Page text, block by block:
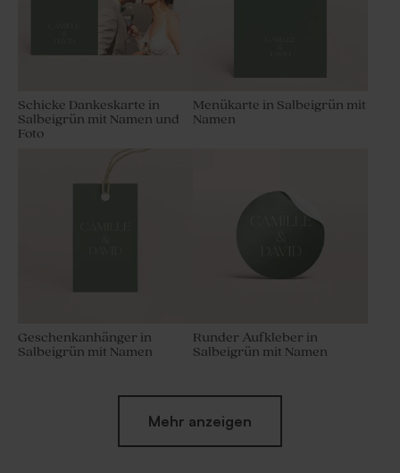
Schicke Dankeskarte in
Salbeigrün mit Namen und
Foto
Menükarte in Salbeigrün mit
Namen
Geschenkanhänger in
Salbeigrün mit Namen
Runder Aufkleber in
Salbeigrün mit Namen
Mehr anzeigen